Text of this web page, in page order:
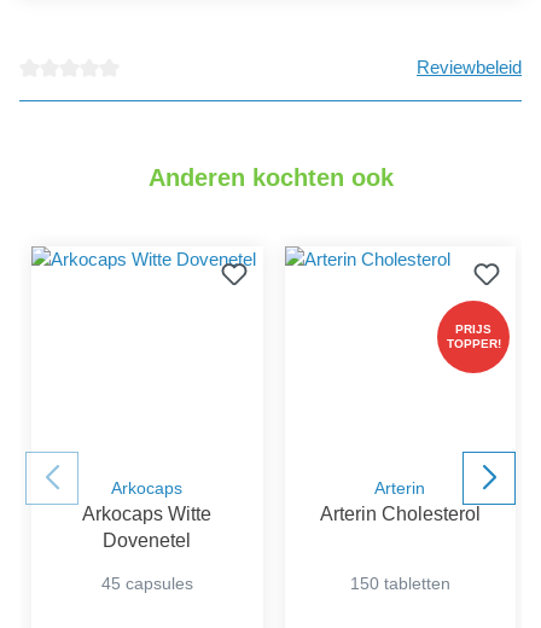
Reviewbeleid
Anderen kochten ook
Arkocaps
Arkocaps Witte
Dovenetel
45 capsules
PRIJS
TOPPER!
Arterin
Arterin Cholesterol
150 tabletten